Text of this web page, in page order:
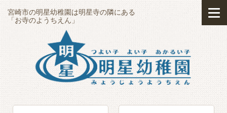
宮崎市の明星幼稚園は明星寺の隣にある
「お寺のようちえん」